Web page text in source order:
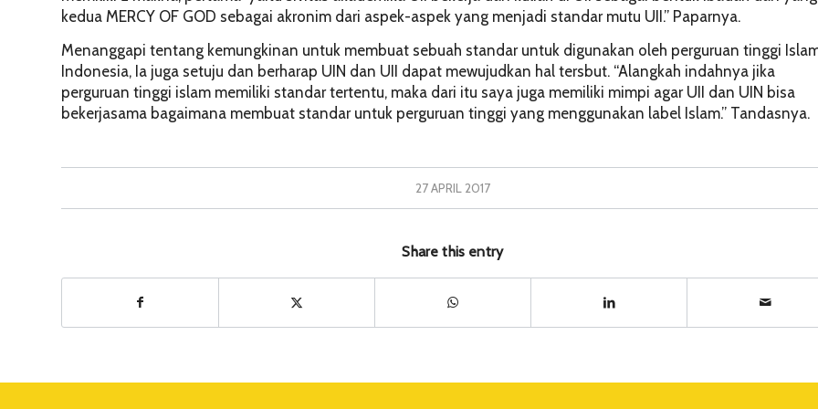
kedua MERCY OF GOD sebagai akronim dari aspek-aspek yang menjadi standar mutu UII.” Paparnya.
Menanggapi tentang kemungkinan untuk membuat sebuah standar untuk digunakan oleh perguruan tinggi
Indonesia, Ia juga setuju dan berharap UIN dan UII dapat mewujudkan hal tersbut. “Alangkah indahnya jika
perguruan tinggi islam memiliki standar tertentu, maka dari itu saya juga memiliki mimpi agar UII dan UIN bisa
bekerjasama bagaimana membuat standar untuk perguruan tinggi yang menggunakan label Islam.” Tandasnya.
27 APRIL 2017
Share this entry